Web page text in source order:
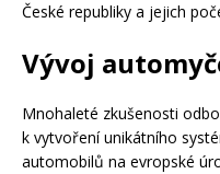
České republiky a jejich
Vývoj
Mnohaleté zkušenosti
k vytvoření unikátního
automobilů na evropské